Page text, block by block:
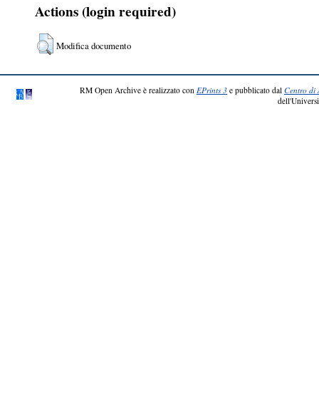
Actions (login required)
Modifica documento
RM Open Archive è realizzato con EPrints 3 e pubblicato dal Centro di